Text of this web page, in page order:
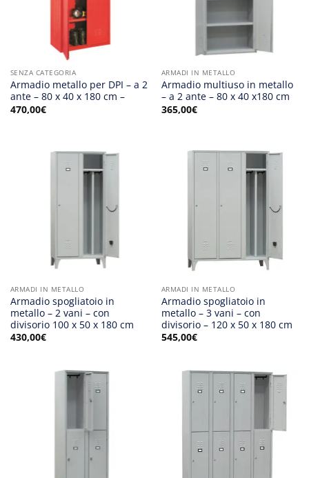
SENZA CATEGORIA
Armadio metallo per DPI – a 2
ante – 80 x 40 x 180 cm –
470,00€
ARMADI IN METALLO
Armadio multiuso in metallo
– a 2 ante – 80 x 40 x180 cm
365,00€
ARMADI IN METALLO
Armadio spogliatoio in
metallo – 2 vani – con
divisorio 100 x 50 x 180 cm
430,00€
ARMADI IN METALLO
Armadio spogliatoio in
metallo – 3 vani – con
divisorio – 120 x 50 x 180 cm
545,00€